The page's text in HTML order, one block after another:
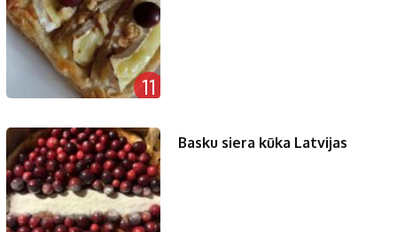
11
Basku siera kūka Latvijas